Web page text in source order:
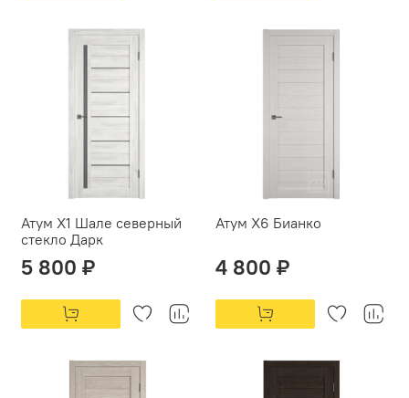
Атум X1 Шале северный
стекло Дарк
5 800 ₽
Атум X6 Бианко
4 800 ₽